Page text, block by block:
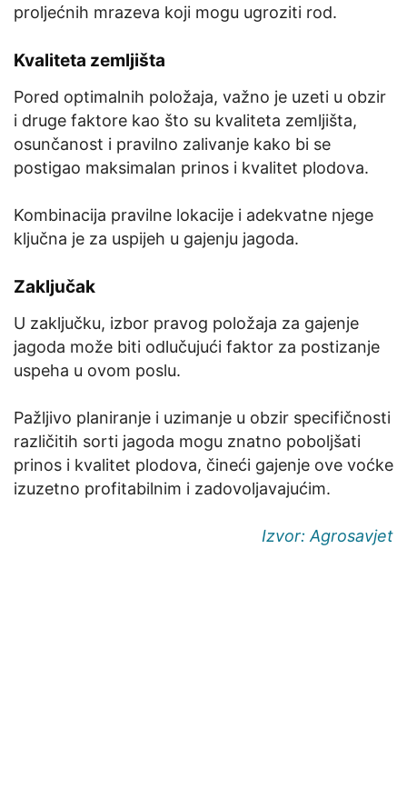
proljećnih mrazeva koji mogu ugroziti rod.
Kvaliteta zemljišta
Pored optimalnih položaja, važno je uzeti u obzir
i druge faktore kao što su kvaliteta zemljišta,
osunčanost i pravilno zalivanje kako bi se
postigao maksimalan prinos i kvalitet plodova.
Kombinacija pravilne lokacije i adekvatne njege
ključna je za uspijeh u gajenju jagoda.
Zaključak
U zaključku, izbor pravog položaja za gajenje
jagoda može biti odlučujući faktor za postizanje
uspeha u ovom poslu.
Pažljivo planiranje i uzimanje u obzir specifičnosti
različitih sorti jagoda mogu znatno poboljšati
prinos i kvalitet plodova, čineći gajenje ove voćke
izuzetno profitabilnim i zadovoljavajućim.
Izvor: Agrosavjet